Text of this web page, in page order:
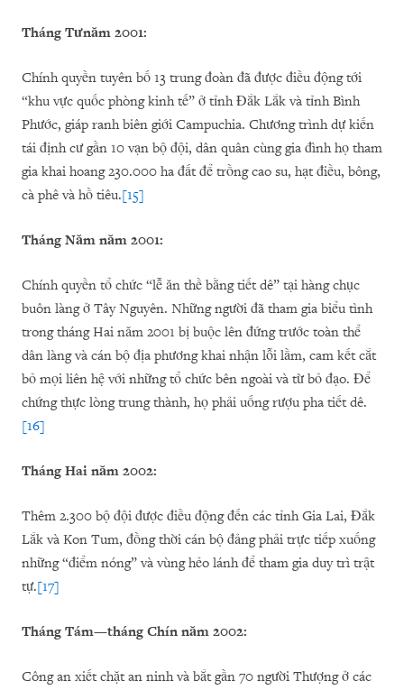
Tháng Tưnăm 2001:
Chính quyền tuyên bố 13 trung đoàn đã được điều động tới
“khu vực quốc phòng kinh tế” ở tỉnh Đắk Lắk và tỉnh Bình
Phước, giáp ranh biên giới Campuchia. Chương trình dự kiến
tái định cư gần 10 vạn bộ đội, dân quân cùng gia đình họ tham
gia khai hoang 230.000 ha đất để trồng cao su, hạt điều, bông,
cà phê và hồ tiêu.[15]
Tháng Năm năm 2001:
Chính quyền tổ chức “lễ ăn thề bằng tiết dê” tại hàng chục
buôn làng ở Tây Nguyên. Những người đã tham gia biểu tình
trong tháng Hai năm 2001 bị buộc lên đứng trước toàn thể
dân làng và cán bộ địa phương khai nhận lỗi lầm, cam kết cắt
bỏ mọi liên hệ với những tổ chức bên ngoài và từ bỏ đạo. Để
chứng thực lòng trung thành, họ phải uống rượu pha tiết dê.
[16]
Tháng Hai năm 2002:
Thêm 2.300 bộ đội được điều động đến các tỉnh Gia Lai, Đắk
Lắk và Kon Tum, đồng thời cán bộ đảng phải trực tiếp xuống
những “điểm nóng” và vùng hẻo lánh để tham gia duy trì trật
tự.[17]
Tháng Tám—tháng Chín năm 2002:
Công an xiết chặt an ninh và bắt gần 70 người Thượng ở các